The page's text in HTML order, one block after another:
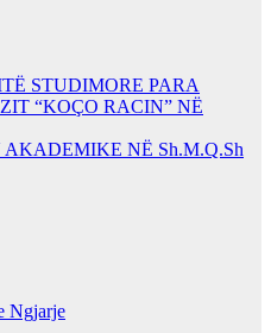
STUDIMORE PARA
“KOÇO RACIN” NË
NË Sh.M.Q.Sh
Ngjarje